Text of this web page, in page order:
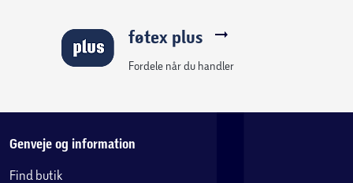
føtex plus
Fordele når du handler
Genveje og information
Find butik